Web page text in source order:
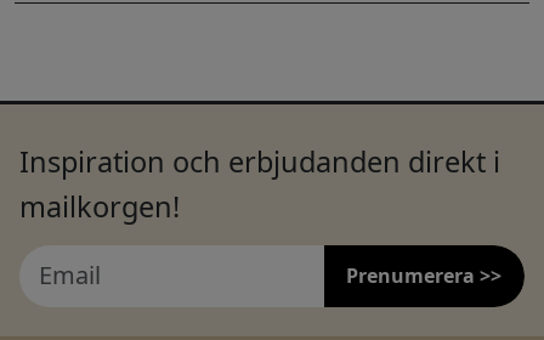
Inspiration och erbjudanden direkt i
mailkorgen!
Prenumerera >>